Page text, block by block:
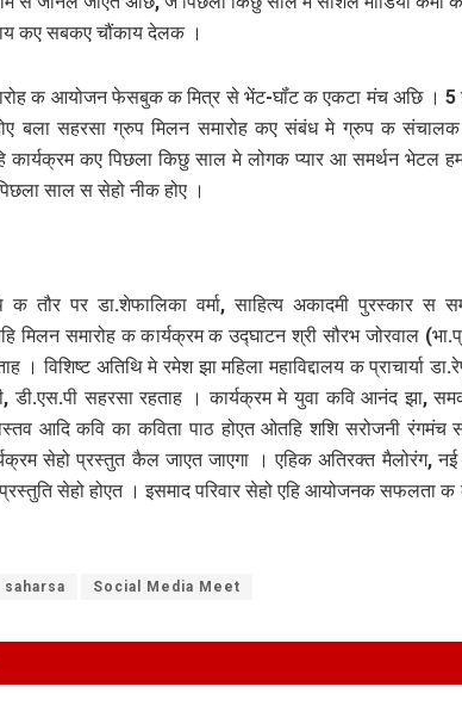
कए सबकए चौंकाय देलक ।
क आयोजन फेसबुक क मित्र से भेंट-घॉंट क एकटा मंच अछि । 5
बला सहरसा ग्रुप मिलन समारोह कए संबंध मे ग्रुप क संचालक
कार्यक्रम कए पिछला किछु साल मे लोगक प्यार आ समर्थन भेटल
साल स सेहो नीक होए ।
तौर पर डा.शेफालिका वर्मा, साहित्य अकादमी पुरस्कार स
मिलन समारोह क कार्यक्रम क उद्घाटन श्री सौरभ जोरवाल
विशिष्ट अतिथि मे रमेश झा महिला महाविद्दालय क प्राचार्या
डी.एस.पी सहरसा रहताह । कार्यक्रम मे युवा कवि आनंद झा,
आदि कवि का कविता पाठ होएत ओ‍तहि शशि सरोजनी रंगमंच
सेहो प्रस्तुत कैल जाएत जाएगा । एहिक अतिरक्त मैलोरंग, नई
सेहो होएत । इसमाद परिवार सेहो एहि आयोजनक सफलता क
saharsa Social Media Meet